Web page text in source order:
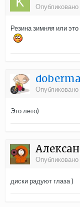
Опубликовано
Резина зимняя или
Опубликовано
Это лето)
Опубликовано
диски радуют глаза )